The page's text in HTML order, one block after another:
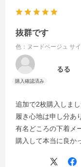
抜群です
色：ヌードベージュ サ
るる
追加で2枚購入しまし
履き心地は申し分あ
有名どころの下着メ
購入して本当に良か